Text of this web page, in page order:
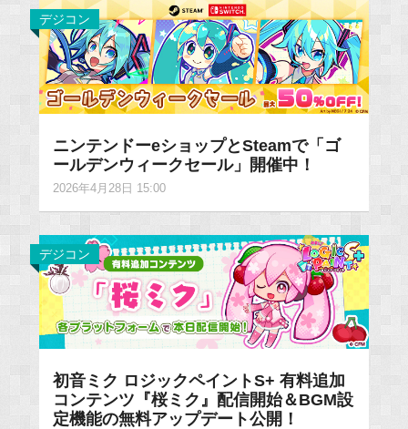
デジコン
ニンテンドーeショップとSteamで「ゴ
ールデンウィークセール」開催中！
2026年4月28日 15:00
デジコン
初音ミク ロジックペイントS+ 有料追加
コンテンツ『桜ミク』配信開始＆BGM設
定機能の無料アップデート公開！